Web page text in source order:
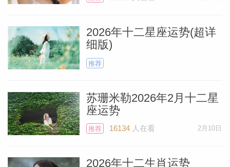
在你的星盘其他位置，行动之星火星位于第
六宫日常工作宫，让你非常忙碌，因此你可
能正专注于一个重大项目，或在家处理个人
续到6月29日，届时火星将离开这里，你能
更充分地将注意力集中在伴侣身上。目前尚
不清楚你所想的那个人是未婚夫、配偶，还
2026年十二星座运势(超详
细版)
推荐
苏珊米勒2026年2月十二星
座运势
推荐 16134人在看 2月10日
2026年十二生肖运势